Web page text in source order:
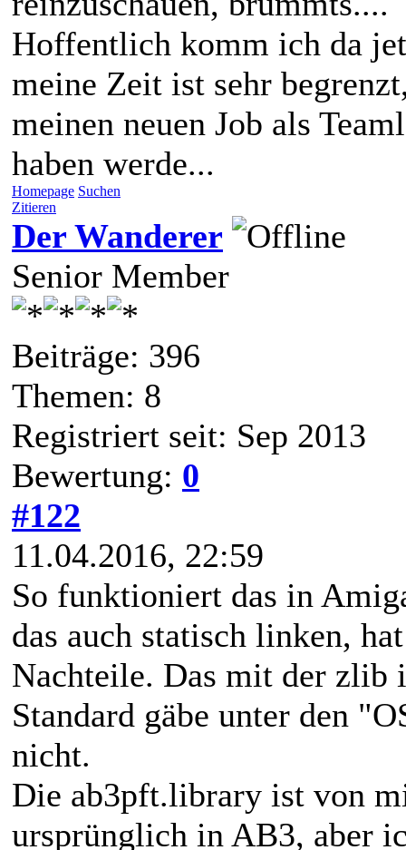
Hoffentlich komm ich da
meine Zeit ist sehr
meinen neuen Job als
haben werde...
Homepage Suchen
Zitieren
Der Wanderer
Senior Member
Beiträge: 396
Themen: 8
Registriert seit: Sep 2013
Bewertung: 0
#122
11.04.2016, 22:59
So funktioniert das in
das auch statisch linken,
Nachteile. Das mit der zlib
Standard gäbe unter den
nicht.
Die ab3pft.library ist von
ursprünglich in AB3, aber